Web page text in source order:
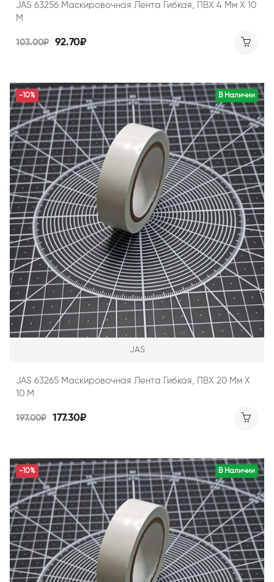
JAS 63256 Маскировочная Лента Гибкая, ПВХ 4 Мм Х 10
М
103.00₽ 92.70₽
В Наличии
-10%
JAS
JAS 63265 Маскировочная Лента Гибкая, ПВХ 20 Мм Х
10 М
197.00₽ 177.30₽
В Наличии
-10%